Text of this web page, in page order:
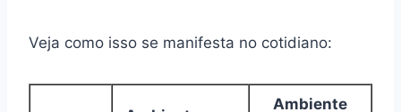
Veja como isso se manifesta no cotidiano:
Ambiente